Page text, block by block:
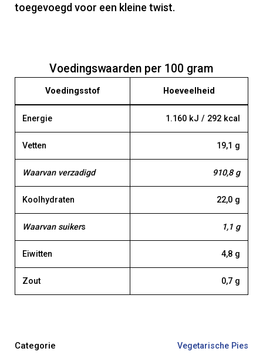
toegevoegd voor een kleine twist.
Voedingswaarden per 100 gram
Voedingsstof Hoeveelheid
Energie 1.160 kJ / 292 kcal
Vetten 19,1 g
Waarvan verzadigd 910,8 g
Koolhydraten 22,0 g
Waarvan suikers 1,1 g
Eiwitten 4,8 g
Zout 0,7 g
Categorie Vegetarische Pies